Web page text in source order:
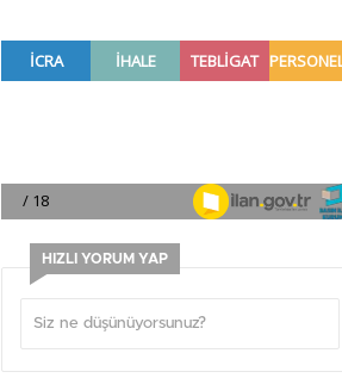
HIZLI YORUM YAP